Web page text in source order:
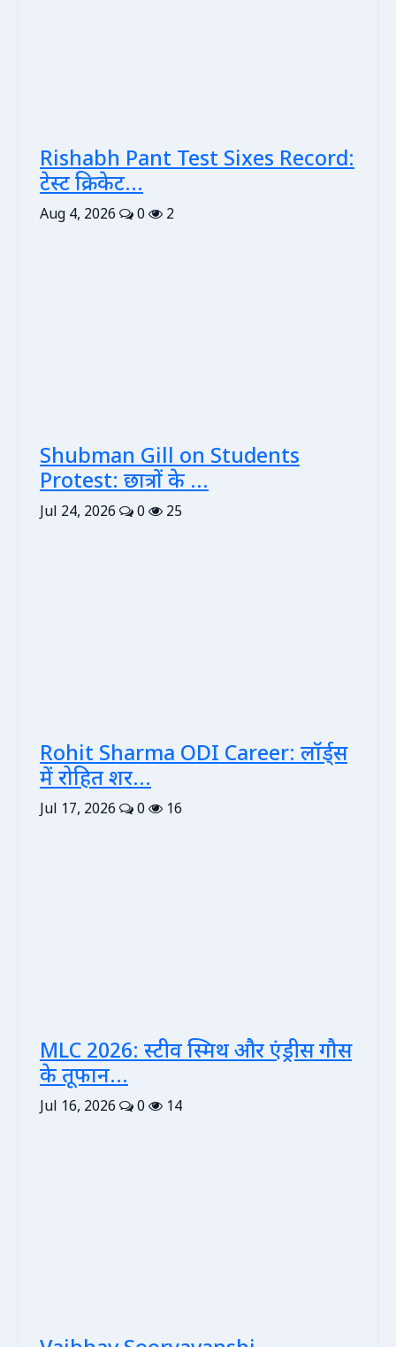
Rishabh Pant Test Sixes Record:
टेस्ट क्रिकेट...
Aug 4, 2026 0 2
Shubman Gill on Students
Protest: छात्रों के ...
Jul 24, 2026 0 25
Rohit Sharma ODI Career: लॉर्ड्स
में रोहित शर...
Jul 17, 2026 0 16
MLC 2026: स्टीव स्मिथ और एंड्रीस गौस
के तूफान...
Jul 16, 2026 0 14